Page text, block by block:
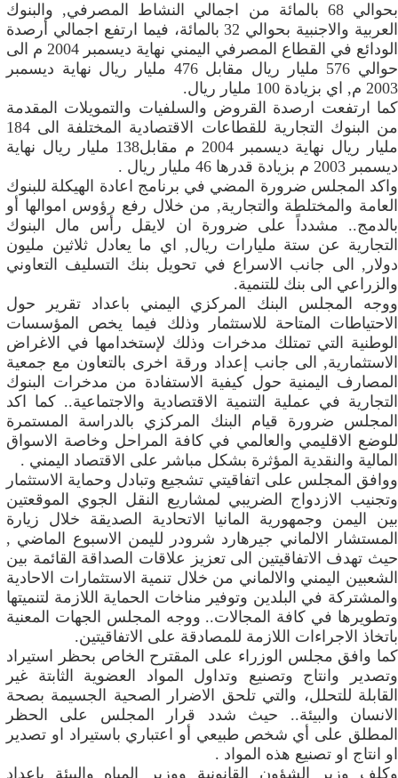
بحوالي 68 بالمائة من اجمالي النشاط المصرفي, والبنوك
العربية والاجنبية بحوالي 32 بالمائة، فيما ارتفع اجمالي أرصدة
الودائع في القطاع المصرفي اليمني نهاية ديسمبر 2004 م الى
حوالي 576 مليار ريال مقابل 476 مليار ريال نهاية ديسمبر
2003 م, اي بزيادة 100 مليار ريال.
كما ارتفعت ارصدة القروض والسلفيات والتمويلات المقدمة
من البنوك التجارية للقطاعات الاقتصادية المختلفة الى 184
مليار ريال نهاية ديسمبر 2004 م مقابل138 مليار ريال نهاية
ديسمبر 2003 م بزيادة قدرها 46 مليار ريال .
واكد المجلس ضرورة المضي في برنامج اعادة الهيكلة للبنوك
العامة والمختلطة والتجارية, من خلال رفع رؤوس اموالها أو
بالدمج.. مشدداً على ضرورة ان لايقل رأس مال البنوك
التجارية عن ستة مليارات ريال, اي ما يعادل ثلاثين مليون
دولار, الى جانب الاسراع في تحويل بنك التسليف التعاوني
والزراعي الى بنك للتنمية.
ووجه المجلس البنك المركزي اليمني باعداد تقرير حول
الاحتياطات المتاحة للاستثمار وذلك فيما يخص المؤسسات
الوطنية التي تمتلك مدخرات وذلك لإستخدامها في الاغراض
الاستثمارية, الى جانب إعداد ورقة اخرى بالتعاون مع جمعية
المصارف اليمنية حول كيفية الاستفادة من مدخرات البنوك
التجارية في عملية التنمية الاقتصادية والاجتماعية.. كما اكد
المجلس ضرورة قيام البنك المركزي بالدراسة المستمرة
للوضع الاقليمي والعالمي في كافة المراحل وخاصة الاسواق
المالية والنقدية المؤثرة بشكل مباشر على الاقتصاد اليمني .
ووافق المجلس على اتفاقيتي تشجيع وتبادل وحماية الاستثمار
وتجنيب الازدواج الضريبي لمشاريع النقل الجوي الموقعتين
بين اليمن وجمهورية المانيا الاتحادية الصديقة خلال زيارة
المستشار الالماني جيرهارد شرودر لليمن الاسبوع الماضي ,
حيث تهدف الاتفاقيتين الى تعزيز علاقات الصداقة القائمة بين
الشعبين اليمني والالماني من خلال تنمية الاستثمارات الاحادية
والمشتركة في البلدين وتوفير مناخات الحماية اللازمة لتنميتها
وتطويرها في كافة المجالات.. ووجه المجلس الجهات المعنية
باتخاذ الاجراءات اللازمة للمصادقة على الاتفاقيتين.
كما وافق مجلس الوزراء على المقترح الخاص بحظر استيراد
وتصدير وانتاج وتصنيع وتداول المواد العضوية الثابتة غير
القابلة للتحلل، والتي تلحق الاضرار الصحية الجسيمة بصحة
الانسان والبيئة.. حيث شدد قرار المجلس على الحظر
المطلق على أي شخص طبيعي أو اعتباري باستيراد او تصدير
او انتاج او تصنيع هذه المواد .
وكلف وزير الشؤون القانونية ووزير المياه والبيئة بإعداد